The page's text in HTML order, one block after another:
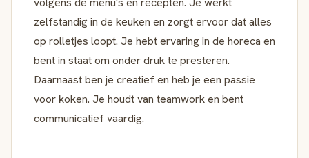
zelfstandig in de keuken en zorgt ervoor dat alles
op rolletjes loopt. Je hebt ervaring in de horeca en
bent in staat om onder druk te presteren.
Daarnaast ben je creatief en heb je een passie
voor koken. Je houdt van teamwork en bent
communicatief vaardig.